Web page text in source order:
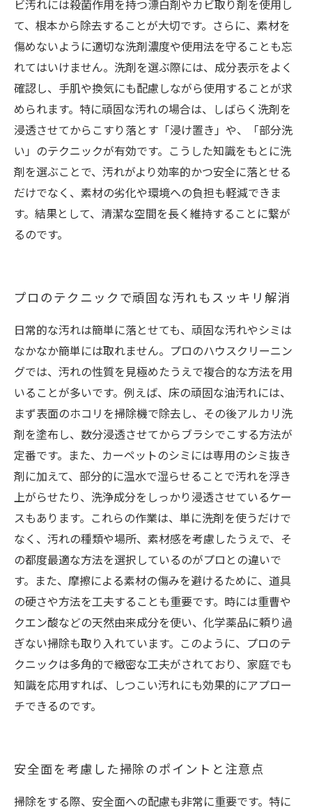
ビ汚れには殺菌作用を持つ漂白剤やカビ取り剤を使用し
て、根本から除去することが大切です。さらに、素材を
傷めないように適切な洗剤濃度や使用法を守ることも忘
れてはいけません。洗剤を選ぶ際には、成分表示をよく
確認し、手肌や換気にも配慮しながら使用することが求
められます。特に頑固な汚れの場合は、しばらく洗剤を
浸透させてからこすり落とす「浸け置き」や、「部分洗
い」のテクニックが有効です。こうした知識をもとに洗
剤を選ぶことで、汚れがより効率的かつ安全に落とせる
だけでなく、素材の劣化や環境への負担も軽減できま
す。結果として、清潔な空間を長く維持することに繋が
るのです。
プロのテクニックで頑固な汚れもスッキリ解消
日常的な汚れは簡単に落とせても、頑固な汚れやシミは
なかなか簡単には取れません。プロのハウスクリーニン
グでは、汚れの性質を見極めたうえで複合的な方法を用
いることが多いです。例えば、床の頑固な油汚れには、
まず表面のホコリを掃除機で除去し、その後アルカリ洗
剤を塗布し、数分浸透させてからブラシでこする方法が
定番です。また、カーペットのシミには専用のシミ抜き
剤に加えて、部分的に温水で湿らせることで汚れを浮き
上がらせたり、洗浄成分をしっかり浸透させているケー
スもあります。これらの作業は、単に洗剤を使うだけで
なく、汚れの種類や場所、素材感を考慮したうえで、そ
の都度最適な方法を選択しているのがプロとの違いで
す。また、摩擦による素材の傷みを避けるために、道具
の硬さや方法を工夫することも重要です。時には重曹や
クエン酸などの天然由来成分を使い、化学薬品に頼り過
ぎない掃除も取り入れています。このように、プロのテ
クニックは多角的で緻密な工夫がされており、家庭でも
知識を応用すれば、しつこい汚れにも効果的にアプロー
チできるのです。
安全面を考慮した掃除のポイントと注意点
掃除をする際、安全面への配慮も非常に重要です。特に